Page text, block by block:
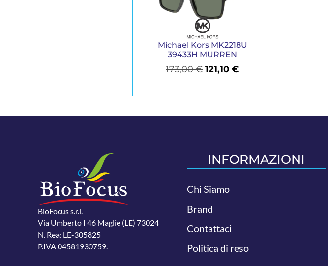
Michael Kors MK2218U
39433H MURREN
173,00€ 121,10€
BioFocus s.r.l.
Via Umberto I 46 Maglie (LE) 73024
N. Rea: LE-305825
P.IVA 04581930759.
INFORMAZIONI
Chi Siamo
Brand
Contattaci
Politica di reso